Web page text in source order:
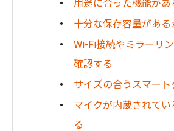
用途に合った機能が
十分な保存容量がある
Wi-Fi接続やミラーリ
確認する
サイズの合うスマー
マイクが内蔵されて
る